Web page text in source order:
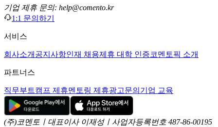
기업 제휴 문의: help@comento.kr
1:1 문의하기
서비스
회사소개 공지사항인재 채용제휴 대학 인증코멘토픽 소개
파트너스
직무부트캠프 제휴멘토링 제휴광고문의 기업 교육
(주)코멘토ㅣ대표이사 이재성ㅣ사업자등록번호 487-86-00195